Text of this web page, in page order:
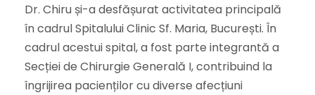
Dr. Chiru și-a desfășurat activitatea principală
în cadrul Spitalului Clinic Sf. Maria, București. În
cadrul acestui spital, a fost parte integrantă a
Secției de Chirurgie Generală I, contribuind la
îngrijirea pacienților cu diverse afecțiuni